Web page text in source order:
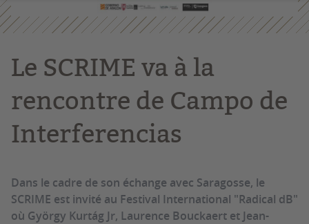
Le SCRIME va à la
rencontre de Campo de
Interferencias
Dans le cadre de son échange avec Saragosse, le
SCRIME est invité au Festival International "Radical dB"
où György Kurtág Jr, Laurence Bouckaert et Jean-